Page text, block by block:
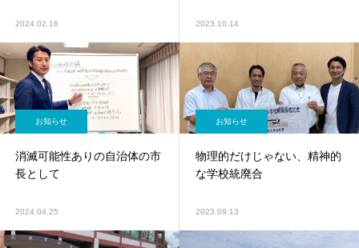
2024.02.16 2023.10.14
お知らせ
消滅可能性ありの自治体の市
長として
2024.04.25
お知らせ
物理的だけじゃない、精神的
な学校統廃合
2023.09.13